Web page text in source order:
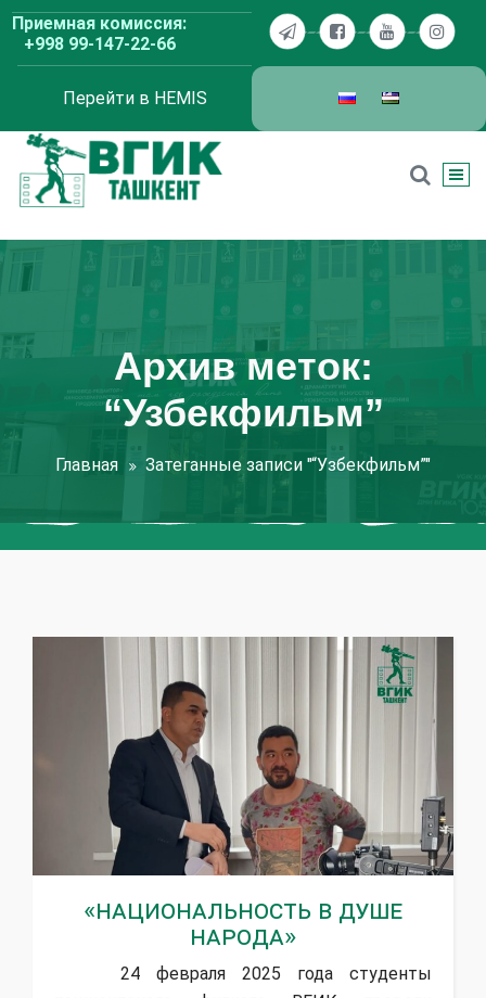
Перейти
содержимому
Приемная комиссия:
+998 99-147-22-66
Перейти в HEMIS
Архив меток:
“Узбекфильм”
Главная Затеганные записи "“Узбекфильм”"
«Национальность в душе
народа»
24 февраля 2025 года студенты